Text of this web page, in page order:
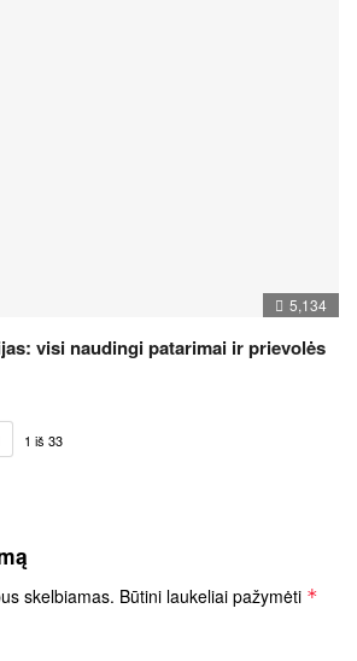
5,134
visi naudingi patarimai ir prievolės
1 iš 33
skelbiamas. Būtini laukeliai pažymėti *